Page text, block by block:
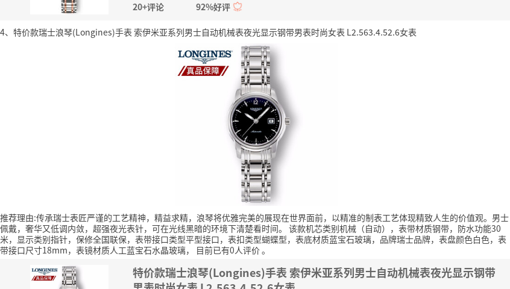
20+评论 92%好评
4、特价款瑞士浪琴(Longines)手表 索伊米亚系列男士自动机械表夜光显示钢带男表时尚女表 L2.563.4.52.6女表
推荐理由:传承瑞士表匠严谨的工艺精神，精益求精，浪琴将优雅完美的展现在世界面前，以精准的制表工艺体现精致人生的价值观。男士
佩戴，奢华又低调内敛，超强夜光表针，可在光线黑暗的环境下清楚看时间。 该款机芯类别机械（自动），表带材质钢带，防水功能30
米，显示类别指针，保修全国联保，表带接口类型平型接口，表扣类型蝴蝶型，表底材质蓝宝石玻璃，品牌瑞士品牌，表盘颜色白色，表
带接口尺寸18mm，表镜材质人工蓝宝石水晶玻璃，
目前已有0人评价。
特价款瑞士浪琴(Longines)手表 索伊米亚系列男士自动机械表夜光显示钢带